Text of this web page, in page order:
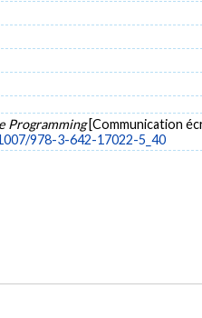
Programming[Communication
978-3-642-17022-5_40